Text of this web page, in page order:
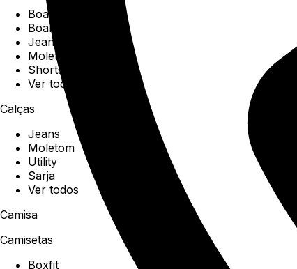
Boardshorts
Boardwalk
Jeans
Moletom
Shorts
Ver todos
Calças
Jeans
Moletom
Utility
Sarja
Ver todos
Camisa
Camisetas
Boxfit